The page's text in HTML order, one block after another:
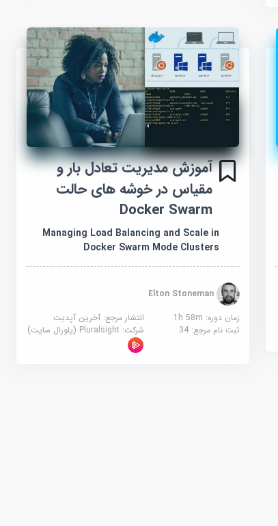
آموزش مدیریت تعادل بار و
مقیاس در خوشه های حالت
Docker Swarm
Managing Load Balancing and Scale in
Docker Swarm Mode Clusters
Elton Stoneman
زمان دوره: 1h 58m
انتشار مرجع:آخرین آپدیت
ثبت نام مرجع: 34 شرکت: Pluralsight (پلورال سایت)